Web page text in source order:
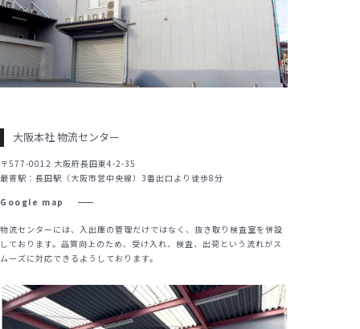
大阪本社 物流センター
〒577-0012 大阪府長田東4-2-35
最寄駅：長田駅（大阪市営中央線）3番出口より徒歩8分
Google map
物流センターには、入出庫の管理だけではなく、抜き取り検査室を併設
しております。品質向上のため、受け入れ、検査、出荷という流れがス
ムーズに対応できるようしております。